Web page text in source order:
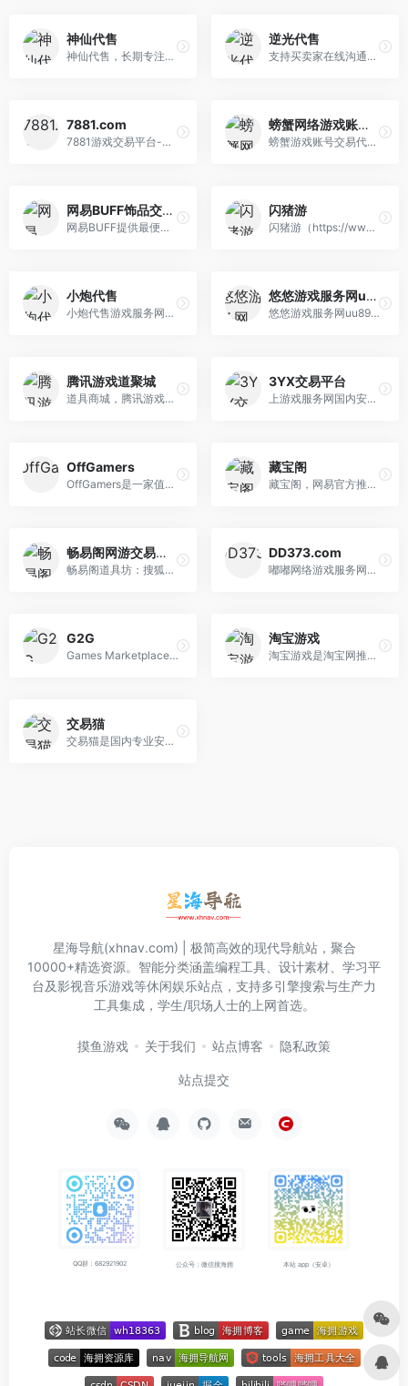
神仙代售
神仙代售，长期专注于账号交易多年，具有完整的交易流程以及处理找回售后的经验，旨在打造最安全账号交易平台。
逆光代售
支持买卖家在线沟通快速成交，支持先租后买，账号回收，封号包赔，买号终身找回包赔，找回必究，拥有完善的售后体系，让游戏交易更安全。
7881.com
7881游戏交易平台-为您提供专业的游戏币交易、金币交易、账号交易、装备交易、道具交易、点卡点券交易、游戏租号，游戏代练、手游交易等买卖服务，是 国内专业安全便捷的游戏交易平台！游戏交易认准7881.com
螃蟹网络游戏账号交易代售平台
螃蟹游戏账号交易代售平台是国内安全、权威、服务完善的大型网络游戏账号交易代售平台，提供游戏账号交易、手游交易、道具交易、账号买卖、鉴号估价、担保中介、账号回收、账号追回等服务，同时为用户提供专业的售后保障，找回包赔无时间限制，所有交易均签署专业电子版法律合同，让游戏账号交易有字有据，享受法律效力，保证用户 权益。
网易BUFF饰品交易平台
网易BUFF提供最便捷安全的CS2，DOTA2游戏饰品交易服务，千万玩家的首选专业交易平台
闪猪游
闪猪游（https://www.shanzhuyou.com）游戏账号交易平台是国内专业安全的手游账号交易平台，提供游戏交易平台,游戏账号买卖,游戏账号出售,游戏账号回 收,手游账号交易,账号出售，安全保证,找回包赔,无后顾之忧；手游账号交易就来闪猪游！专业的游戏账号交易平台，为您的每一笔交易保驾护航
小炮代售
小炮代售游戏服务网，专业的账号交易平台，坦克世界、战舰世界游戏交易。
悠悠游戏服务网uu898.com
悠悠游戏服务网uu898是一个网络游戏交易平台，真诚为广大玩家提供手游、游戏币、游戏账号、点卡、装备、金币元宝、游戏代练等交易服务，游戏交易就上uu898.com！
腾讯游戏道聚城
道具商城，腾讯游戏道聚城，提供腾讯游戏一站式购物平台，更多优惠道具购买，尽在腾讯游戏道聚城，支持Q币Q点、财付通、网银各种支付方式，提供安全交易保障，让你全面安心享受游戏购物的乐趣！
3YX交易平台
上游戏服务网国内安全的网络游戏交易服务平台，提供网络游戏装备交易、游戏帐号交易、游戏币交易、游戏金币交易、点卡、游戏点券交易、游戏元宝交易、各类激活码交易、游戏材料交易、游戏宠物交易、游戏道具交易以及专业的代练服务，并独创了游戏币收货、游戏币换卡业务模式。
OffGamers
OffGamers是一家值得信赖的在线数字游戏商店网站，提供200多种有价代金券/卡的销售，其实这个网站主要是兑换游戏点卡之类的网站。OffGamers可以在线安全使用PayPal，信用卡，代金券等购买礼品卡，游戏卡和PC游戏cd key。
藏宝阁
藏宝阁，网易官方推出的网络游戏交易平台，为玩家提供梦幻西游,梦幻手游,阴阳师,大话西游,大话手游,逆水寒,率土之滨,荒野行动等游戏虚拟物品交易,手游交易,账号交易,游戏币交易,装备交易等服务。买号卖号选装备，上网易游戏藏宝阁。
畅易阁网游交易平台
畅易阁道具坊：搜狐畅游官方道具销售及官方线下交易平台，每一笔交易都与游戏数据对应,支持多种支付方式，该平台提供旗下全部游戏的道具销售。在这个 平台上，玩家可以享受到各式各样的价格优惠，并参加丰富多彩的游戏促销活动，全部交易由官方提供安全保证。畅易阁道具坊的目标是成为玩家国内最安全、最权威、服务最完善的网络游 戏交易平台。
DD373.com
嘟嘟网络游戏服务网dd373为广大游戏玩家提供专业的游戏币、账号、装备、点券等交易服务，是国内专业安全便捷的游戏交易平台，游戏交易就上dd373.com！
G2G
Games Marketplace国外游戏交易平台
淘宝游戏
淘宝游戏是淘宝网推出的为玩家提供与网络游戏相关的游戏交易服务平台，各种游戏币、游戏装备、游戏账号、游戏点卡等在淘宝游戏交易中心里应有尽有，安全快速的交易服务是淘宝游戏交易平台的一大特色，交易模式以支付宝为担保形式进行。
交易猫
交易猫是国内专业安全的手游交易平台，提供网游交易、账号估值、淘手游账号、装备道具交易、买号卖号、游戏代练、苹果代充值、游戏充值、首充号等服务，手游交易就上交易猫官网！
星海导航(xhnav.com) | 极简高效的现代导航站，聚合
10000+精选资源。智能分类涵盖编程工具、设计素材、学习平
台及影视音乐游戏等休闲娱乐站点，支持多引擎搜索与生产力
工具集成，学生/职场人士的上网首选。
摸鱼游戏 关于我们 站点博客 隐私政策
站点提交
QQ群：682921902 公众号：微信搜海拥 本站 app（安卓）